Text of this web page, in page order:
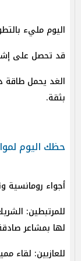
اليوم مليء
قد تحصل على
الغد يحمل طاقة
بثقة.
حظك اليوم
أجواء رومانسية
للمرتبطين:
لها بمشاعر
للعازبين: لقاء